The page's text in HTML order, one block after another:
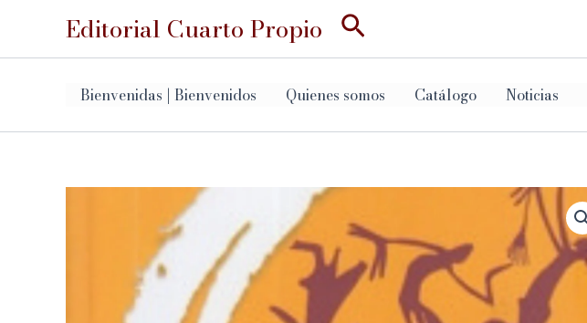
contenido
Editorial Cuarto Propio Buscar
Bienvenidas | Bienvenidos Quienes somos Catálogo Noticias